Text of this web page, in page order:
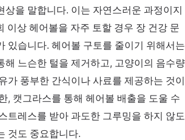
상을 말합니다. 이는 자연스러운 과정이지
이상 헤어볼을 자주 토할 경우 장 건강 문
있습니다. 헤어볼 구토를 줄이기 위해서는
해 느슨한 털을 제거하고, 고양이의 음수량
가 풍부한 간식이나 사료를 제공하는 것이
, 캣그라스를 통해 헤어볼 배출을 도울 수
트레스를 받아 과도한 그루밍을 하지 않도
것도 중요합니다.